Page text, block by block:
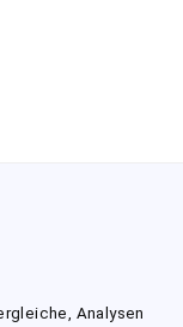
Analysen